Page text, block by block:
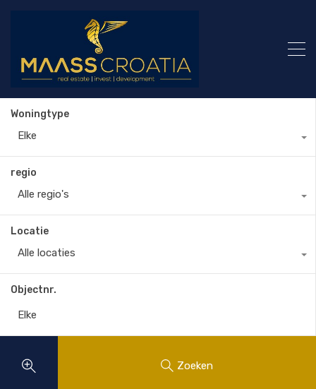
Woningtype
Elke
regio
Alle regio's
Locatie
Alle locaties
Objectnr.
Zoeken